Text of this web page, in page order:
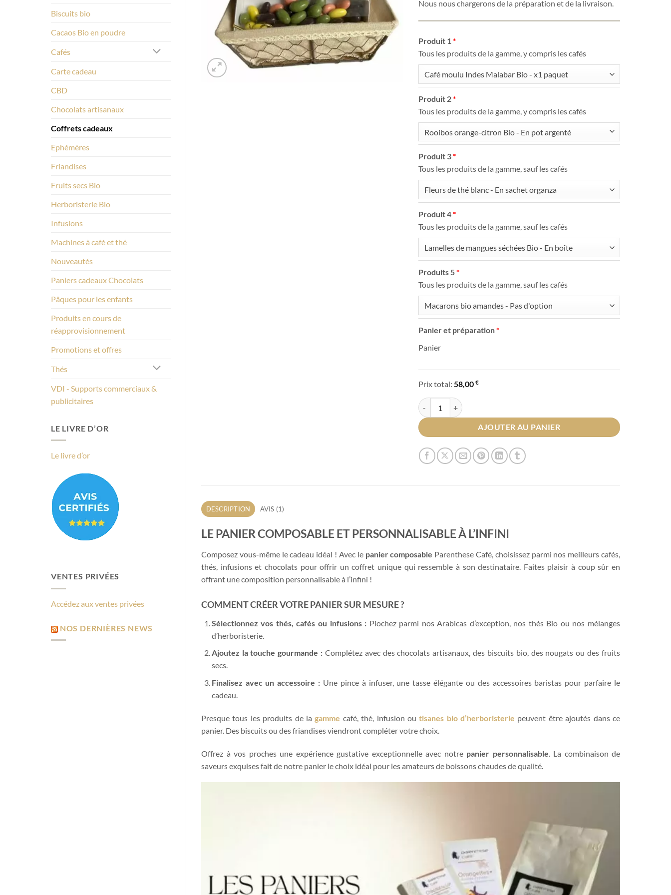
Biscuits bio
Cacaos Bio en poudre
Cafés
Carte cadeau
CBD
Chocolats artisanaux
Coffrets cadeaux
Ephémères
Friandises
Fruits secs Bio
Herboristerie Bio
Infusions
Machines à café et thé
Nouveautés
Paniers cadeaux Chocolats
Pâques pour les enfants
Produits en cours de
réapprovisionnement
Promotions et offres
Thés
VDI - Supports commerciaux &
publicitaires
LE LIVRE D’OR
Le livre d’or
VENTES PRIVÉES
Accédez aux ventes privées
NOS DERNIÈRES NEWS
Nous nous chargerons de la préparation et de la livraison.
Produit 1
Tous les produits de la gamme, y compris les cafés
Café moulu Indes Malabar Bio - x1 paquet
Produit 2
Tous les produits de la gamme, y compris les cafés
Rooibos orange-citron Bio - En pot argenté
Produit 3
Tous les produits de la gamme, sauf les cafés
Fleurs de thé blanc - En sachet organza
Produit 4
Tous les produits de la gamme, sauf les cafés
Lamelles de mangues séchées Bio - En boîte
Produits 5
Tous les produits de la gamme, sauf les cafés
Macarons bio amandes - Pas d'option
Panier et préparation
Panier
Prix total: 58,00 €
quantité de Panier composable
AJOUTER AU PANIER
DESCRIPTION AVIS (1)
LE PANIER COMPOSABLE ET PERSONNALISABLE À L’INFINI
Composez vous-même le cadeau idéal ! Avec le panier composable Parenthese Café, choisissez parmi nos meilleurs cafés,
thés, infusions et chocolats pour offrir un coffret unique qui ressemble à son destinataire. Faites plaisir à coup sûr en
offrant une composition personnalisable à l’infini !
COMMENT CRÉER VOTRE PANIER SUR MESURE ?
Sélectionnez vos thés, cafés ou infusions : Piochez parmi nos Arabicas d’exception, nos thés Bio ou nos mélanges
d’herboristerie.
Ajoutez la touche gourmande : Complétez avec des chocolats artisanaux, des biscuits bio, des nougats ou des fruits
secs.
Finalisez avec un accessoire : Une pince à infuser, une tasse élégante ou des accessoires baristas pour parfaire le
cadeau.
Presque tous les produits de lagamme café, thé, infusion outisanes bio d’herboristerie peuvent être ajoutés dans ce
panier. Des biscuits ou des friandises viendront compléter votre choix.
Offrez à vos proches une expérience gustative exceptionnelle avec notre panier personnalisable . La combinaison de
saveurs exquises fait de notre panier le choix idéal pour les amateurs de boissons chaudes de qualité.